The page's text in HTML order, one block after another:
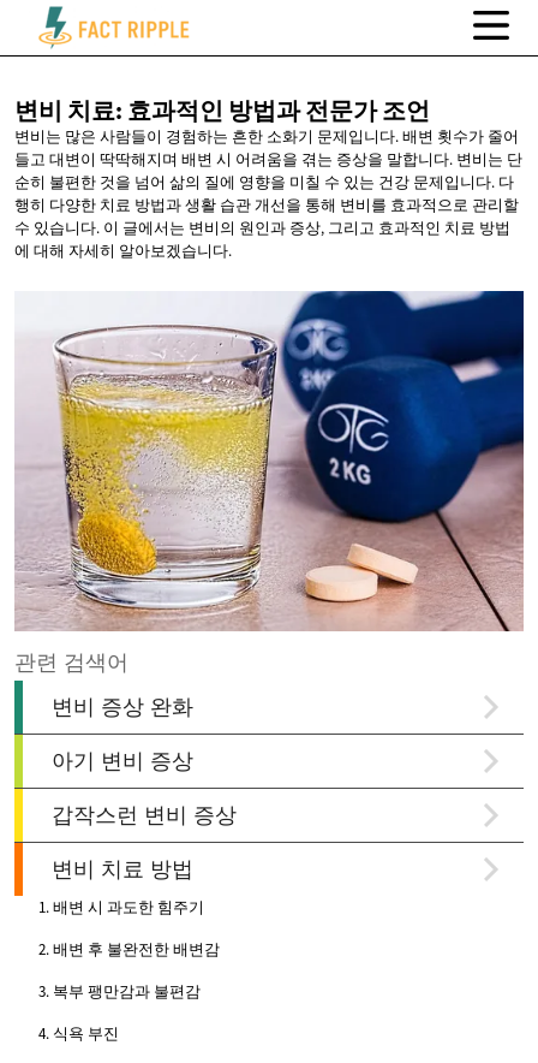
변비 치료: 효과적인 방법과전문가 조언
변비는 많은 사람들이 경험하는 흔한 소화기 문제입니다. 배변 횟수가 줄어
들고 대변이 딱딱해지며 배변 시 어려움을 겪는 증상을 말합니다. 변비는 단
순히 불편한 것을 넘어 삶의 질에 영향을 미칠 수 있는 건강 문제입니다. 다
행히 다양한 치료 방법과 생활 습관 개선을 통해 변비를 효과적으로 관리할
수 있습니다. 이 글에서는 변비의 원인과 증상, 그리고 효과적인 치료 방법
에 대해 자세히 알아보겠습니다.
배변 시 과도한 힘주기
배변 후 불완전한 배변감
복부 팽만감과 불편감
식욕 부진